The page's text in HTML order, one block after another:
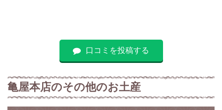
口コミを投稿する
亀屋本店のその他のお土産